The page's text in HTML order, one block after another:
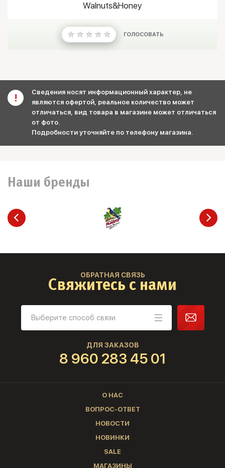
Walnuts&Honey
ГОЛОСОВАТЬ
Сведения носят информационный характер, не
являются офертой, реальное количество может
отличаться, вид товара в магазине может отличаться
от фото.
Подробности уточняйте по телефону магазина.
Наши бренды
ОБРАТНАЯ СВЯЗЬ
Свяжитесь с нами
ДЛЯ ЗАКАЗОВ
8 960 283 45 01
О НАС
ВОПРОС-ОТВЕТ
НОВОСТИ
НОВИНКИ
SALE
МАГАЗИНЫ